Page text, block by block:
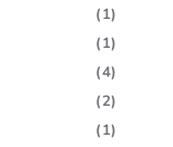
(1)
(1)
(4)
(2)
(1)